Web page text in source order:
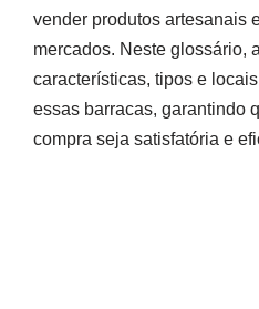
vender produtos artesanais
mercados. Neste glossário,
características, tipos e
essas barracas, garantindo
compra seja satisfatória e